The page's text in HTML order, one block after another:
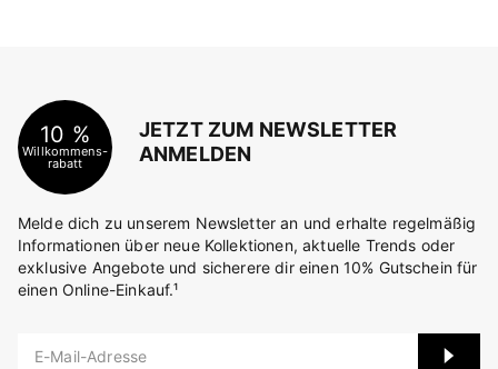
10 %
Willkommens-
rabatt
JETZT ZUM NEWSLETTER
ANMELDEN
Melde dich zu unserem Newsletter an und erhalte regelmäßig
Informationen über neue Kollektionen, aktuelle Trends oder
exklusive Angebote und sicherere dir einen 10% Gutschein für
einen Online-Einkauf.¹
E-Mail-Adresse